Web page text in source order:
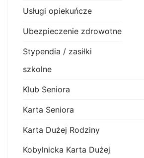
Usługi opiekuńcze
Ubezpieczenie zdrowotne
Stypendia / zasiłki
szkolne
Klub Seniora
Karta Seniora
Karta Dużej Rodziny
Kobylnicka Karta Dużej